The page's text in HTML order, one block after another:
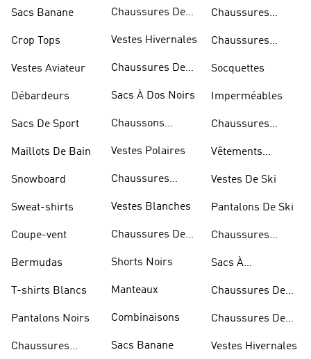
Sacs Banane
Crop Tops
Vestes Aviateur
Débardeurs
Sacs De Sport
Maillots De Bain
Snowboard
Sweat-shirts
Coupe-vent
Bermudas
T-shirts Blancs
Pantalons Noirs
Chaussures
Chaussures De
Vestes Hivernales
Chaussures De
Sacs À Dos Noirs
Chaussons
Vestes Polaires
Chaussures
Vestes Blanches
Chaussures De
Shorts Noirs
Manteaux
Combinaisons
Sacs Banane
Chaussures
Chaussures
Socquettes
Imperméables
Chaussures
Vêtements
Vestes De Ski
Pantalons De Ski
Chaussures
Sacs À
Chaussures De
Chaussures De
Vestes Hivernales